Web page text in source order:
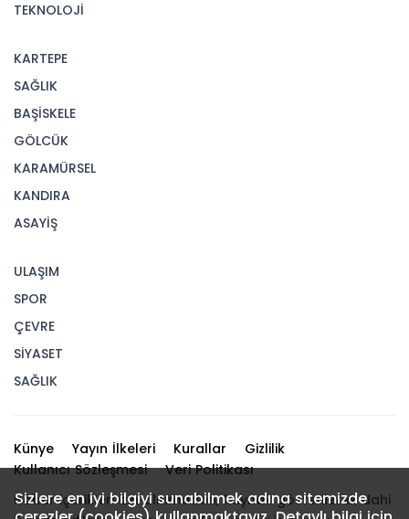
TEKNOLOJİ
KARTEPE
SAĞLIK
BAŞİSKELE
GÖLCÜK
KARAMÜRSEL
KANDIRA
ASAYİŞ
ULAŞIM
SPOR
ÇEVRE
SİYASET
SAĞLIK
Künye Yayın İlkeleri Kurallar
Gizlilik
Kullanıcı Sözleşmesi
Veri Politikası
Haber içerikleri izin alınmadan, kaynak gösterilerek dahi
Sizlere en iyi bilgiyi sunabilmek adına sitemizde